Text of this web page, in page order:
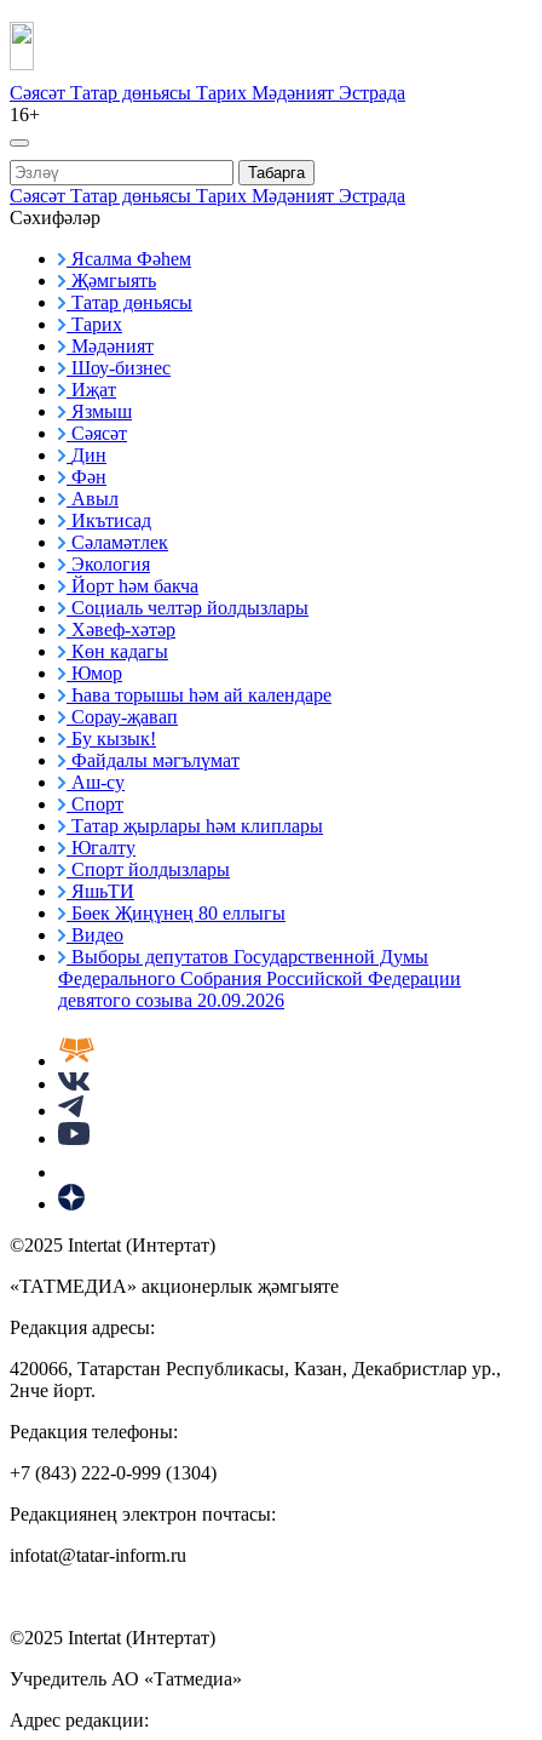
Сәясәт Татар дөньясы Тарих Мәдәният Эстрада
16+
Табарга
Сәясәт Татар дөньясы Тарих Мәдәният Эстрада
Сәхифәләр
Ясалма Фәһем
Җәмгыять
Татар дөньясы
Тарих
Мәдәният
Шоу-бизнес
Иҗат
Язмыш
Сәясәт
Дин
Фән
Авыл
Икътисад
Сәламәтлек
Экология
Йорт һәм бакча
Социаль челтәр йолдызлары
Хәвеф-хәтәр
Көн кадагы
Юмор
Һава торышы һәм ай календаре
Сорау-җавап
Бу кызык!
Файдалы мәгълүмат
Аш-су
Спорт
Татар җырлары һәм клиплары
Югалту
Спорт йолдызлары
ЯшьТИ
Бөек Җиңүнең 80 еллыгы
Видео
Выборы депутатов Государственной Думы
Федерального Собрания Российской Федерации
девятого созыва 20.09.2026
©2025 Intertat (Интертат)
«ТАТМЕДИА» акционерлык җәмгыяте
Редакция адресы:
420066, Татарстан Республикасы, Казан, Декабристлар ур.,
2нче йорт.
Редакция телефоны:
+7 (843) 222-0-999 (1304)
Редакциянең электрон почтасы:
infotat@tatar-inform.ru
©2025 Intertat (Интертат)
Учредитель АО «Татмедиа»
Адрес редакции: